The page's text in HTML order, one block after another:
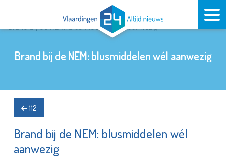
Brand bij de NEM: blusmiddelen wél aanwezig
112
Brand bij de NEM: blusmiddelen wél
aanwezig